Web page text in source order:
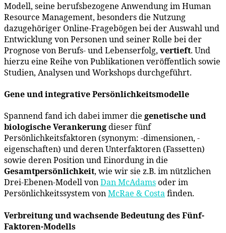
Modell, seine berufsbezogene Anwendung im Human
Resource Management, besonders die Nutzung
dazugehöriger Online-Fragebögen bei der Auswahl und
Entwicklung von Personen und seiner Rolle bei der
Prognose von Berufs- und Lebenserfolg, vertieft. Und
hierzu eine Reihe von Publikationen veröffentlich sowie
Studien, Analysen und Workshops durchgeführt.
Gene und integrative Persönlichkeitsmodelle
Spannend fand ich dabei immer die genetische und
biologische Verankerungdieser fünf
Persönlichkeitsfaktoren (synonym: -dimensionen, -
eigenschaften) und deren Unterfaktoren (Fassetten)
sowie deren Position und Einordung in die
Gesamtpersönlichkeit, wie wir sie z.B. im nützlichen
Drei-Ebenen-Modell vonDan McAdamsoder im
Persönlichkeitssystem vonMcRae & Costafinden.
Verbreitung und wachsende Bedeutung des Fünf-
Faktoren-Modells